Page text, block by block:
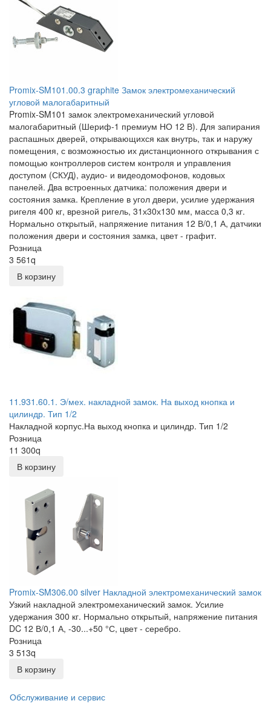
Promix-SM101.00.3 graphite Замок электромеханический
угловой малогабаритный
Promix-SM101 замок электромеханический угловой
малогабаритный (Шериф-1 премиум НО 12 В). Для запирания
распашных дверей, открывающихся как внутрь, так и наружу
помещения, с возможностью их дистанционного открывания с
помощью контроллеров систем контроля и управления
доступом (СКУД), аудио- и видеодомофонов, кодовых
панелей. Два встроенных датчика: положения двери и
состояния замка. Крепление в угол двери, усилие удержания
ригеля 400 кг, врезной ригель, 31х30х130 мм, масса 0,3 кг.
Нормально открытый, напряжение питания 12 В/0,1 А, датчики
положения двери и состояния замка, цвет - графит.
Розница
3 561q
В корзину
11.931.60.1. Э/мех. накладной замок. На выход кнопка и
цилиндр. Тип 1/2
Накладной корпус.На выход кнопка и цилиндр. Тип 1/2
Розница
11 300q
В корзину
Promix-SM306.00 silver Накладной электромеханический замок
Узкий накладной электромеханический замок. Усилие
удержания 300 кг. Нормально открытый, напряжение питания
DC 12 В/0,1 А, -30...+50 °С, цвет - серебро.
Розница
3 513q
В корзину
Обслуживание и сервис